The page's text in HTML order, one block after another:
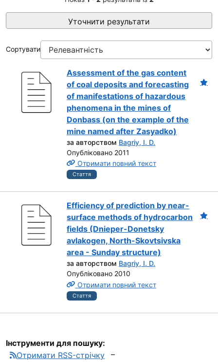
Уточнити результати
Сортувати
Assessment of the gas content
of coal deposits and forecasting
of manifestations of hazardous
phenomena in the mines of
Donbass (on the example of the
mine named after Zasyadko)
за авторством Bagriy, I. D.
Опубліковано 2011
Отримати повний текст
Стаття
Efficiency of prediction by near-
surface methods of hydrocarbon
fields (Dnieper-Donetsky
avlakogen, North-Skovtsivska
area - Sunday structure)
за авторством Bagriy, I. D.
Опубліковано 2010
Отримати повний текст
Стаття
Інструменти для пошуку:
Отримати RSS-стрічку